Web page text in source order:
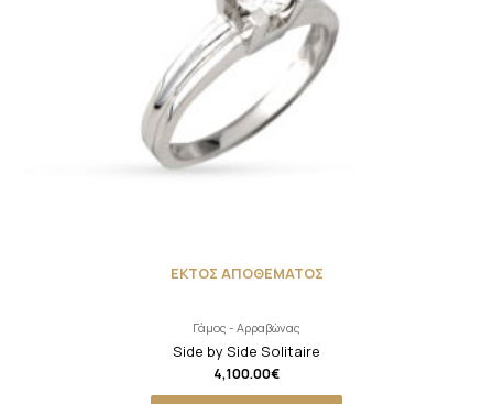
ΕΚΤΟΣ ΑΠΟΘΕΜΑΤΟΣ
Γάμος - Αρραβώνας
Side by Side Solitaire
4,100.00€